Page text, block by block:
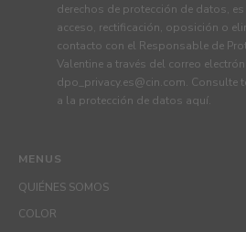
MENUS
QUIÉNES SOMOS
COLOR
derechos de protección de datos,
acceso, rectificación, oposición o
contacto con el Responsable de
Valentine a través del correo
dpo_privacy.es@cin.com. Consulte
a la protección de datos aquí.